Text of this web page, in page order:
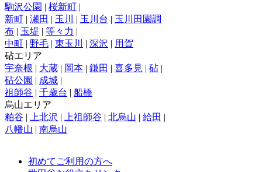
駒沢公園 | 桜新町 |
新町 | 瀬田 | 玉川 | 玉川台 | 玉川田園調
布 | 玉堤 | 等々力 |
中町 | 野毛 | 東玉川 | 深沢 | 用賀
砧エリア
宇奈根 | 大蔵 | 岡本 | 鎌田 | 喜多見 | 砧 |
砧公園 | 成城 |
祖師谷 | 千歳台 | 船橋
烏山エリア
粕谷 | 上北沢 | 上祖師谷 | 北烏山 | 給田 |
八幡山 | 南烏山
初めてご利用の方へ